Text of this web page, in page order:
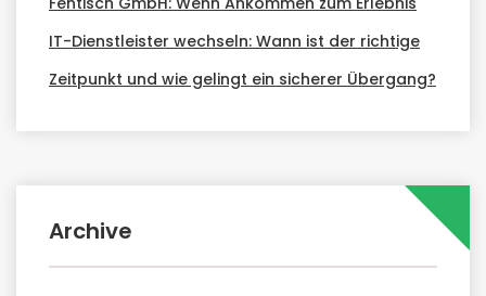
IT-Dienstleister wechseln: Wann ist der richtige
Zeitpunkt und wie gelingt ein sicherer Übergang?
Archive